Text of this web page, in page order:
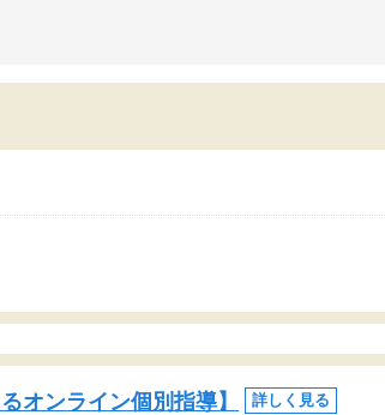
オンライン個別指導】 詳しく見る